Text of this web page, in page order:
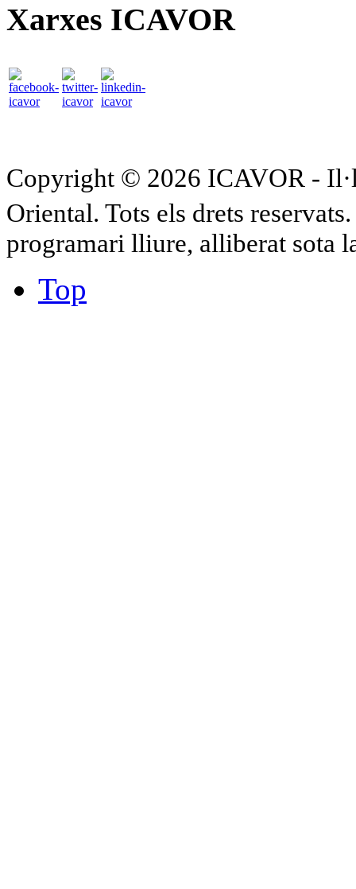
Xarxes ICAVOR
Copyright © 2026 ICAVOR -
Oriental. Tots els drets
programari lliure, alliberat sota
Top